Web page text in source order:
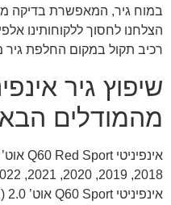
במוח גיר, המאפשרת בדיקה
הצלחנו לחסוך ללקוחותינו
רכיב תקול במקום החלפת גיר
מהמודלים
2018, 2019, 2020, 2021, 2022, 2023